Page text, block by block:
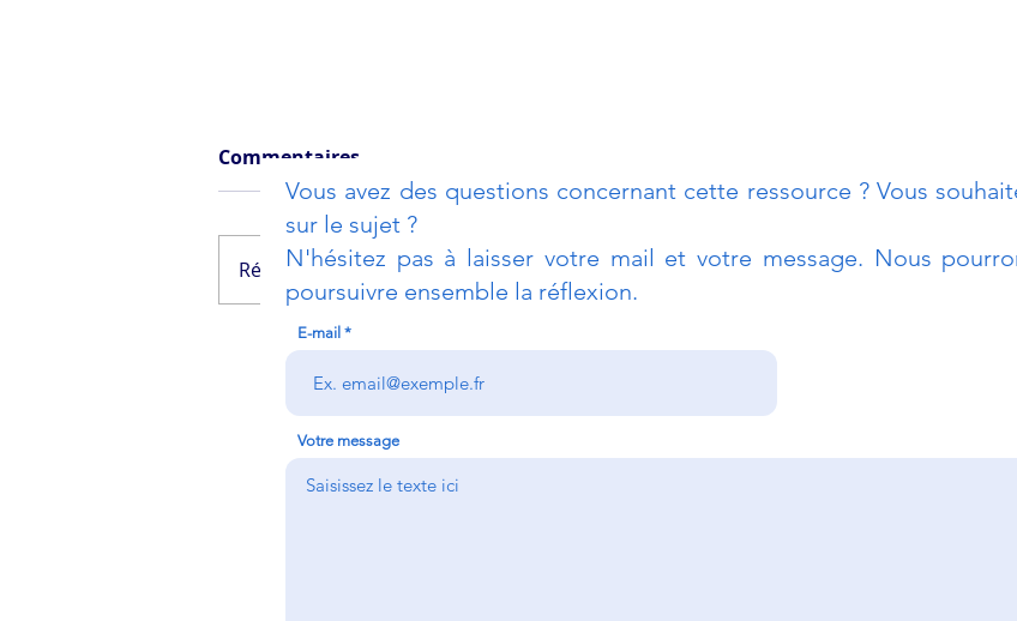
Lutter contre la
corruption
Poser les bonnes
Commentaires
Rédigez un commentaire...
Vous avez des questions concernant cette ressource ? Vous
sur le sujet ?
N'hésitez pas à laisser votre mail et votre message. Nous
poursuivre ensemble la réflexion.
E-mail
Votre message